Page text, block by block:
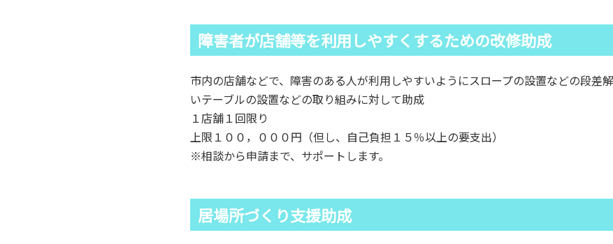
障害者が店舗等を利用しやすくするための改修助成
市内の店舗などで、障害のある人が利用しやすいようにスロープの設置などの段差
いテーブルの設置などの取り組みに対して助成
１店舗１回限り
上限１００，０００円（但し、自己負担１５％以上の要支出）
※相談から申請まで、サポートします。
居場所づくり支援助成